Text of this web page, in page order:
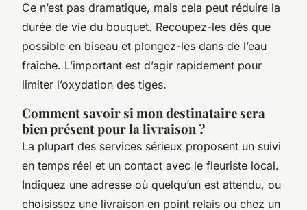
Ce n’est pas dramatique, mais cela peut réduire la
durée de vie du bouquet. Recoupez-les dès que
possible en biseau et plongez-les dans de l’eau
fraîche. L’important est d’agir rapidement pour
limiter l’oxydation des tiges.
Comment savoir si mon destinataire sera
bien présent pour la livraison ?
La plupart des services sérieux proposent un suivi
en temps réel et un contact avec le fleuriste local.
Indiquez une adresse où quelqu’un est attendu, ou
choisissez une livraison en point relais ou chez un